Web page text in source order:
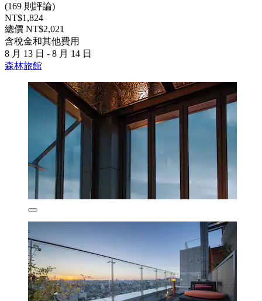
(169 則評論)
NT$1,824
總價 NT$2,021
含稅金和其他費用
8 月 13 日 - 8 月 14 日
森林旅館